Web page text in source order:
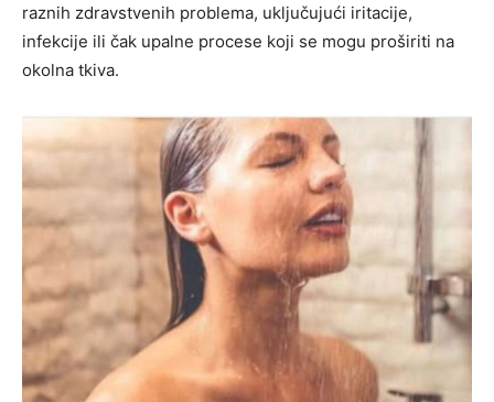
raznih zdravstvenih problema, uključujući iritacije,
infekcije ili čak upalne procese koji se mogu proširiti na
okolna tkiva.